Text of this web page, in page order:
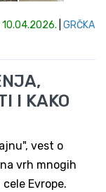
GRČKA
I KAKO
vest o
vrh mnogih
cele Evrope.